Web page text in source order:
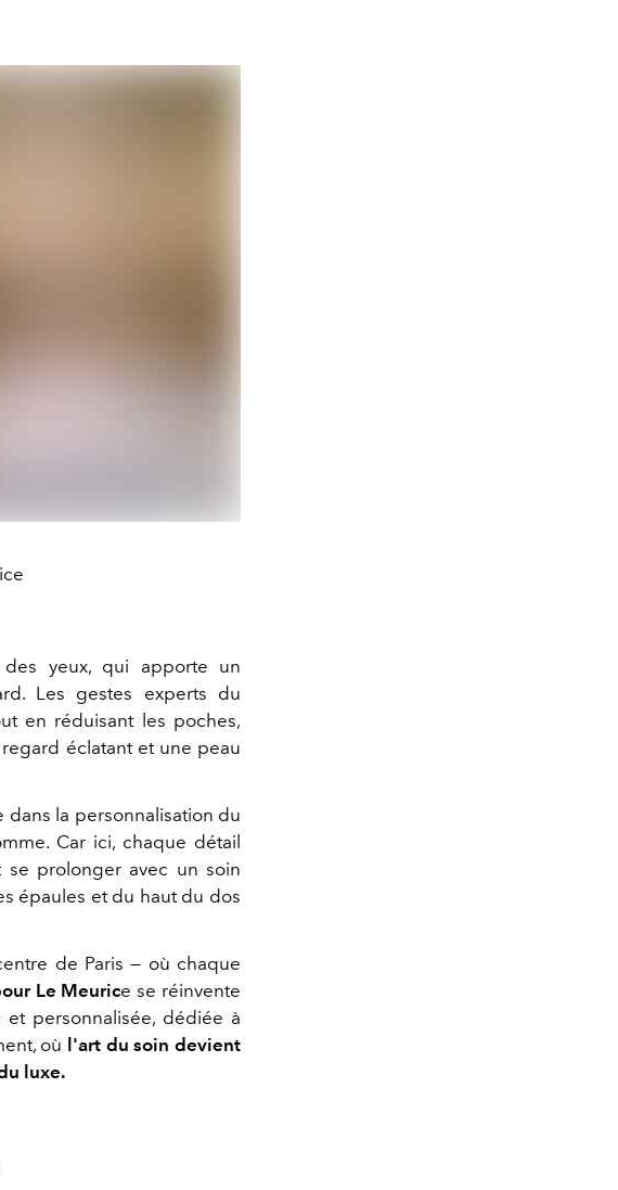
yeux, qui apporte un
Les gestes experts du
en réduisant les poches,
éclatant et une peau
dans la personnalisation du
Car ici, chaque détail
se prolonger avec un soin
épaules et du haut du dos
de Paris — où chaque
Le Meurice se réinvente
et personnalisée, dédiée à
où l'art du soin devient
luxe.